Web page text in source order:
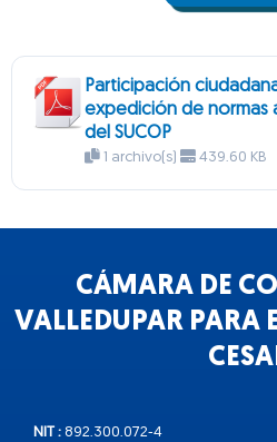
Participación
expedición de normas
del SUCOP
1 archivo(s) 439.60 KB
CÁMARA DE
VALLEDUPAR PARA
NIT : 892.300.072-4